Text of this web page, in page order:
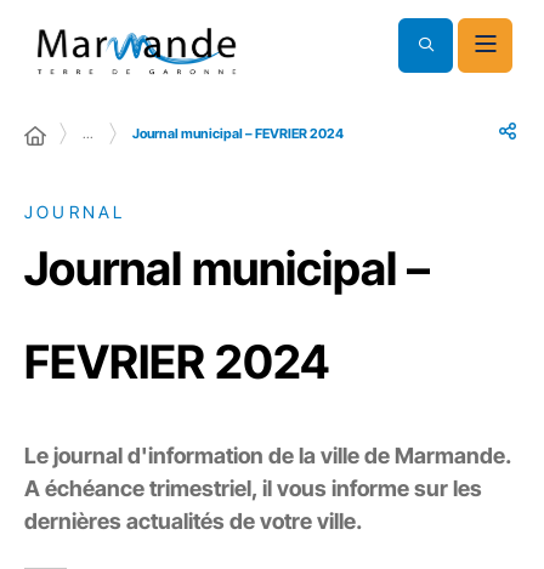
… Journal municipal – FEVRIER 2024
JOURNAL
Journal municipal –
FEVRIER 2024
Le journal d'information de la ville de Marmande.
A échéance trimestriel, il vous informe sur les
dernières actualités de votre ville.